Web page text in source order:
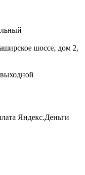
шоссе, дом 2,